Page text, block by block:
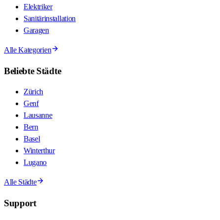
Elektriker
Sanitärinstallation
Garagen
Alle Kategorien
Beliebte Städte
Zürich
Genf
Lausanne
Bern
Basel
Winterthur
Lugano
Alle Städte
Support